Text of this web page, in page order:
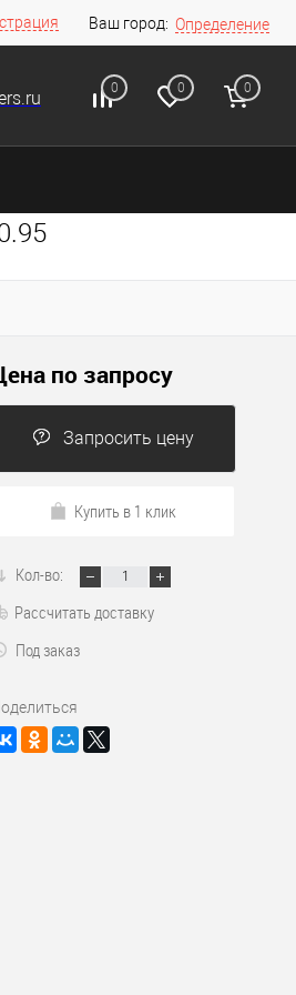
Ваш город: Определение
0 0 0
по запросу
Запросить цену
Купить в 1 клик
Кол-во:
Рассчитать доставку
Под заказ